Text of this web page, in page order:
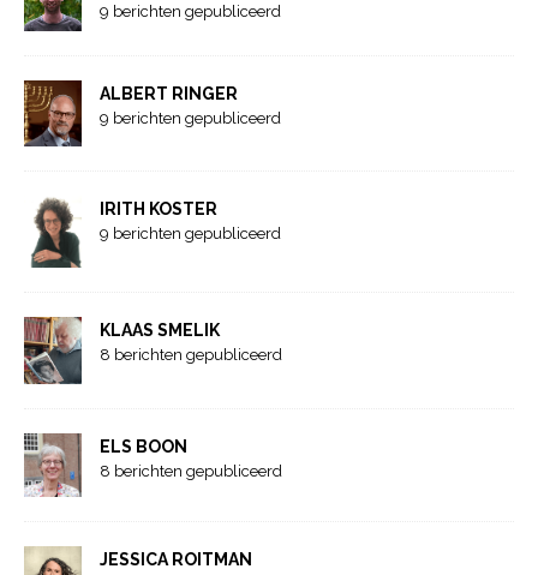
9 berichten gepubliceerd
ALBERT RINGER
9 berichten gepubliceerd
IRITH KOSTER
9 berichten gepubliceerd
KLAAS SMELIK
8 berichten gepubliceerd
ELS BOON
8 berichten gepubliceerd
JESSICA ROITMAN